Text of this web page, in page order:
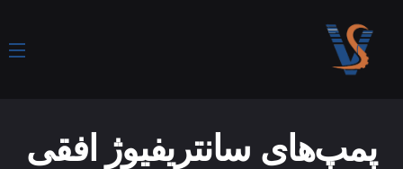
پمپ‌های سانتریفیوژ افقی